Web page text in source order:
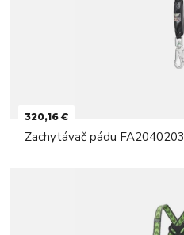
320,16 €
Zachytávač pádu FA2040203